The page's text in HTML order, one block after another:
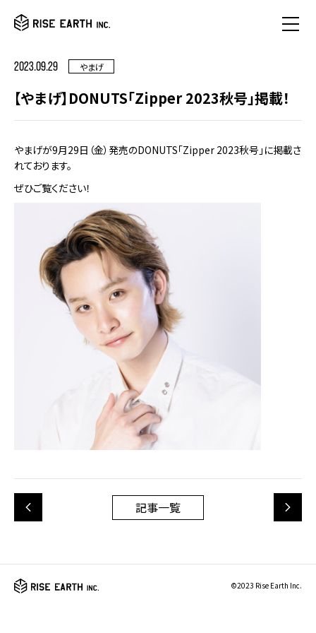
2023.09.29 やまげ
【やまげ】DONUTS「Zipper 2023秋号」掲載！
やまげが9月29日（金）発売のDONUTS「Zipper 2023秋号」に掲載さ
れております。
ぜひご覧ください！
記事一覧
©2023 Rise Earth Inc.